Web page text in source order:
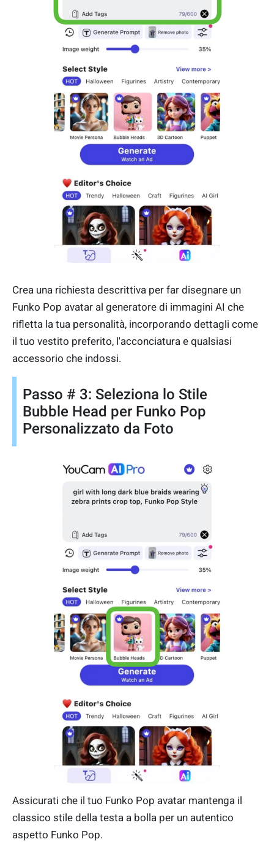
Crea una richiesta descrittiva per far disegnare un
Funko Pop avatar al generatore di immagini AI che
rifletta la tua personalità, incorporando dettagli come
il tuo vestito preferito, l'acconciatura e qualsiasi
accessorio che indossi.
Passo # 3: Seleziona lo Stile
Bubble Head per Funko Pop
Personalizzato da Foto
Assicurati che il tuo Funko Pop avatar mantenga il
classico stile della testa a bolla per un autentico
aspetto Funko Pop.